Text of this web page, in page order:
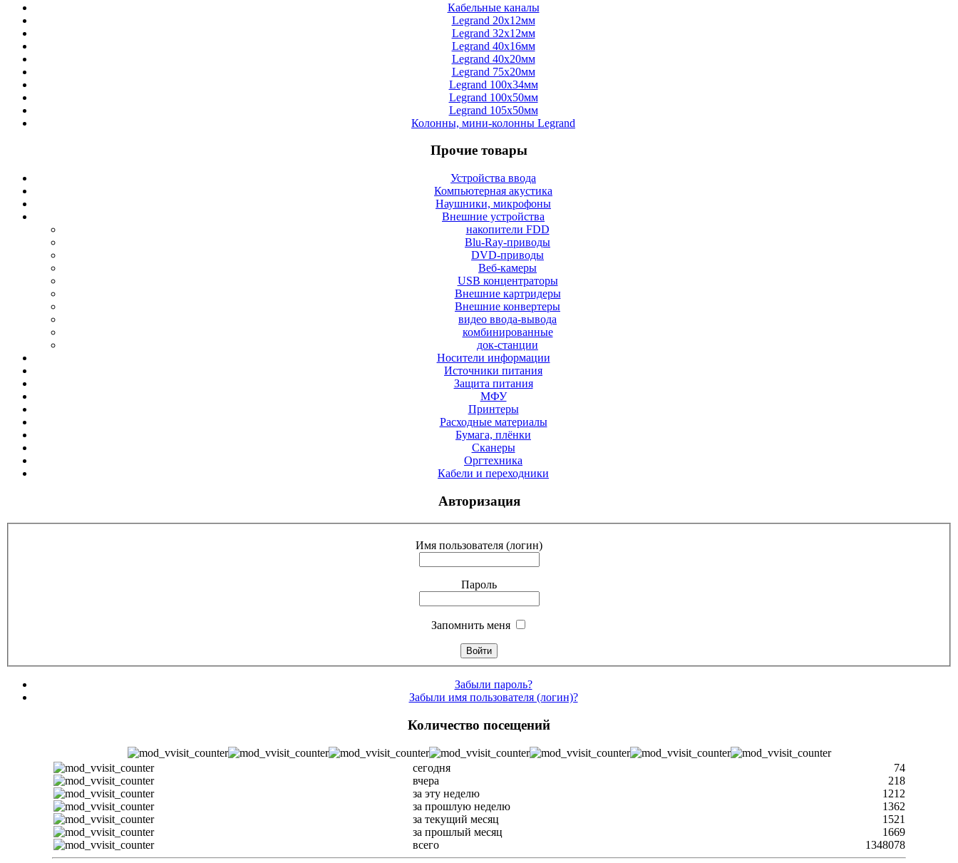
Кабельные каналы
Legrand 20x12мм
Legrand 32x12мм
Legrand 40x16мм
Legrand 40x20мм
Legrand 75x20мм
Legrand 100x34мм
Legrand 100x50мм
Legrand 105x50мм
Колонны, мини-колонны Legrand
Прочие товары
Устройства ввода
Компьютерная акустика
Наушники, микрофоны
Внешние устройства
накопители FDD
Blu-Ray-приводы
DVD-приводы
Веб-камеры
USB концентраторы
Внешние картридеры
Внешние конвертеры
видео ввода-вывода
комбинированные
док-станции
Носители информации
Источники питания
Защита питания
МФУ
Принтеры
Расходные материалы
Бумага, плёнки
Сканеры
Оргтехника
Кабели и переходники
Авторизация
Имя пользователя (логин)
Пароль
Запомнить меня
Забыли пароль?
Забыли имя пользователя (логин)?
Количество посещений
сегодня
74
вчера
218
за эту неделю
1212
за прошлую неделю
1362
за текущий месяц
1521
за прошлый месяц
1669
всего
1348078